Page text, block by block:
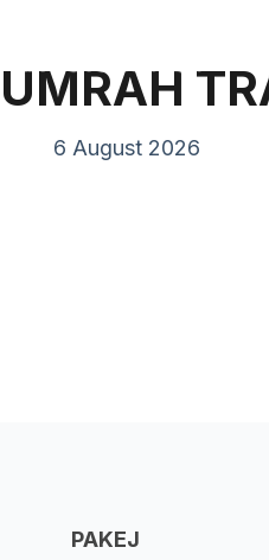
UMRAH
6 August 2026
PAKEJ